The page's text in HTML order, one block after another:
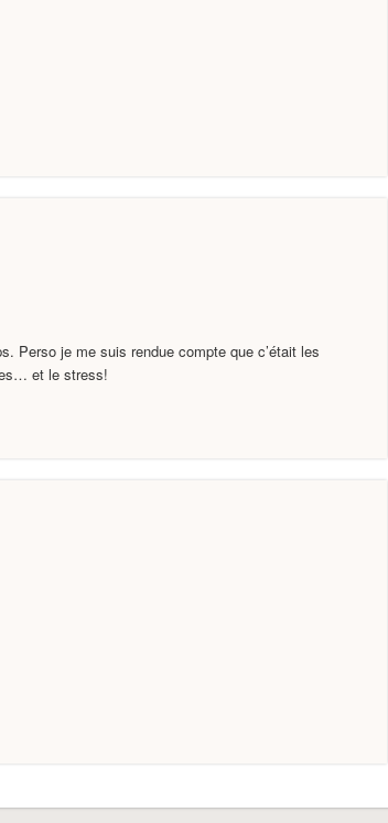
Perso je me suis rendue compte que c’était les
et le stress!